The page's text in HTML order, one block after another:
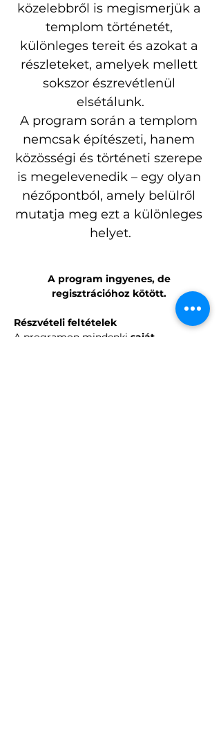
közelebbről is megismerjük a
templom történetét,
különleges tereit és azokat a
részleteket, amelyek mellett
sokszor észrevétlenül
elsétálunk.
A program során a templom
nemcsak építészeti, hanem
közösségi és történeti szerepe
is megelevenedik – egy olyan
nézőpontból, amely belülről
mutatja meg ezt a különleges
helyet.
A program ingyenes, de
regisztrációhoz kötött.
Részvételi feltételek
A programon mindenki saját